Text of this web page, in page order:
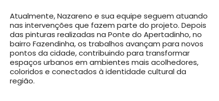
Atualmente, Nazareno e sua equipe seguem atuando
nas intervenções que fazem parte do projeto. Depois
das pinturas realizadas na Ponte do Apertadinho, no
bairro Fazendinha, os trabalhos avançam para novos
pontos da cidade, contribuindo para transformar
espaços urbanos em ambientes mais acolhedores,
coloridos e conectados à identidade cultural da
região.